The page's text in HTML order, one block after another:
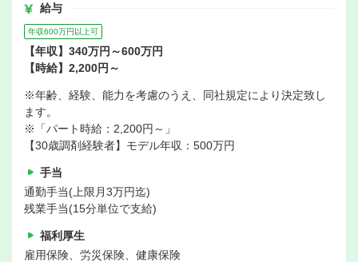
給与
年収600万円以上可
【年収】340万円～600万円
【時給】2,200円～
※年齢、経験、能力を考慮のうえ、同社規定により決定致し
ます。
※「パート時給：2,200円～」
【30歳調剤経験者】モデル年収：500万円
手当
通勤手当(上限月3万円迄)
残業手当(15分単位で支給)
福利厚生
雇用保険、労災保険、健康保険